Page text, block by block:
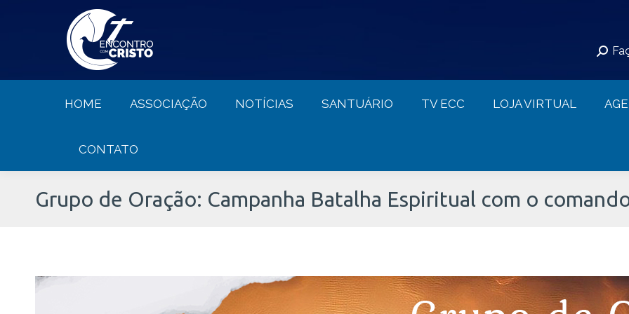
HOME ASSOCIAÇÃO NOTÍCIAS SANTUÁRIO TV ECC LOJA VIRTUAL
CONTATO
Grupo de Oração: Campanha Batalha Espiritual com o
HOME